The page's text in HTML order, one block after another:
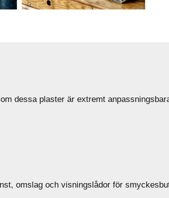
dessa plaster är extremt
omslag och visningslådor för